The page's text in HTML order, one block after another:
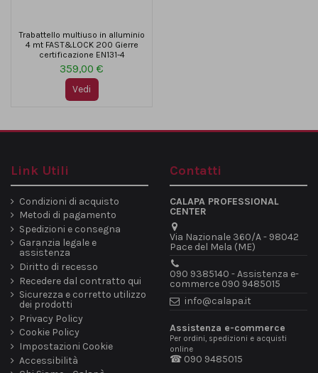
Trabattello multiuso in alluminio
4 mt FAST&LOCK 200 Gierre
certificazione EN131-4
359,00 €
Vedi
Link Utili
Condizioni di acquisto
Metodi di pagamento
Spedizioni e consegna
Garanzia legale e
assistenza
Diritto di recesso
Recedere dal contratto qui
Sicurezza e corretto utilizzo
dei prodotti
Privacy Policy
Cookie Policy
Impostazioni Cookie
Accessibilità
Contatti
CALAPA PROFESSIONAL
CENTER
Via Nazionale 360/A - 98042
Pace del Mela (ME)
090 9385140 - Assistenza e-
commerce 090 9485015
info@calapa.it
Assistenza e-commerce
Per ordini, spedizioni e acquisti
online
☎ 090 9485015